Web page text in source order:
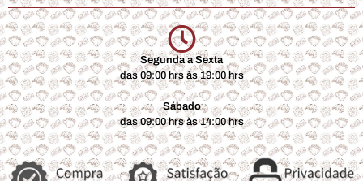
Segunda a Sexta
das 09:00 hrs às 19:00 hrs
Sábado
das 09:00 hrs às 14:00 hrs